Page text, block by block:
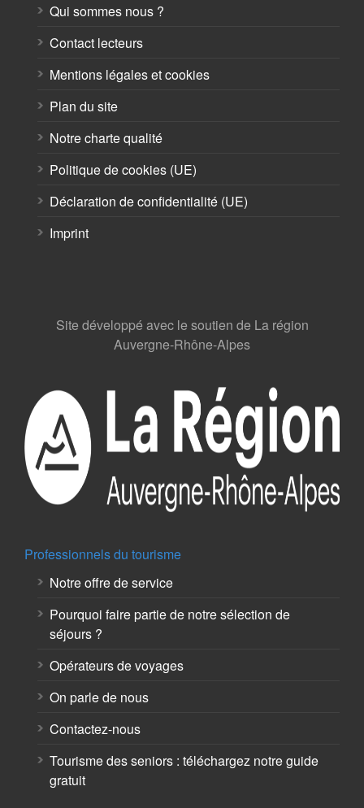
Qui sommes nous ?
Contact lecteurs
Mentions légales et cookies
Plan du site
Notre charte qualité
Politique de cookies (UE)
Déclaration de confidentialité (UE)
Imprint
Site développé avec le soutien de La région
Auvergne-Rhône-Alpes
Professionnels du tourisme
Notre offre de service
Pourquoi faire partie de notre sélection de
séjours ?
Opérateurs de voyages
On parle de nous
Contactez-nous
Tourisme des seniors : téléchargez notre guide
gratuit